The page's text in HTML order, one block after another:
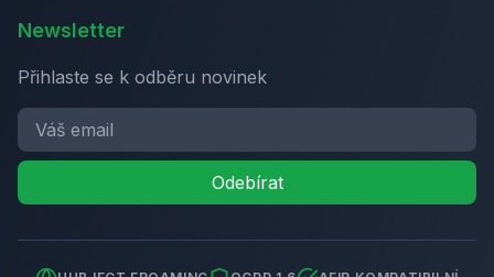
Newsletter
Přihlaste se k odběru novinek
Odebírat